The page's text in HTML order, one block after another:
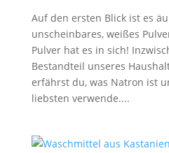
Auf den ersten Blick ist es
unscheinbares, weißes
Pulver hat es in sich!
Bestandteil unseres
erfährst du, was Natron ist
liebsten verwende....